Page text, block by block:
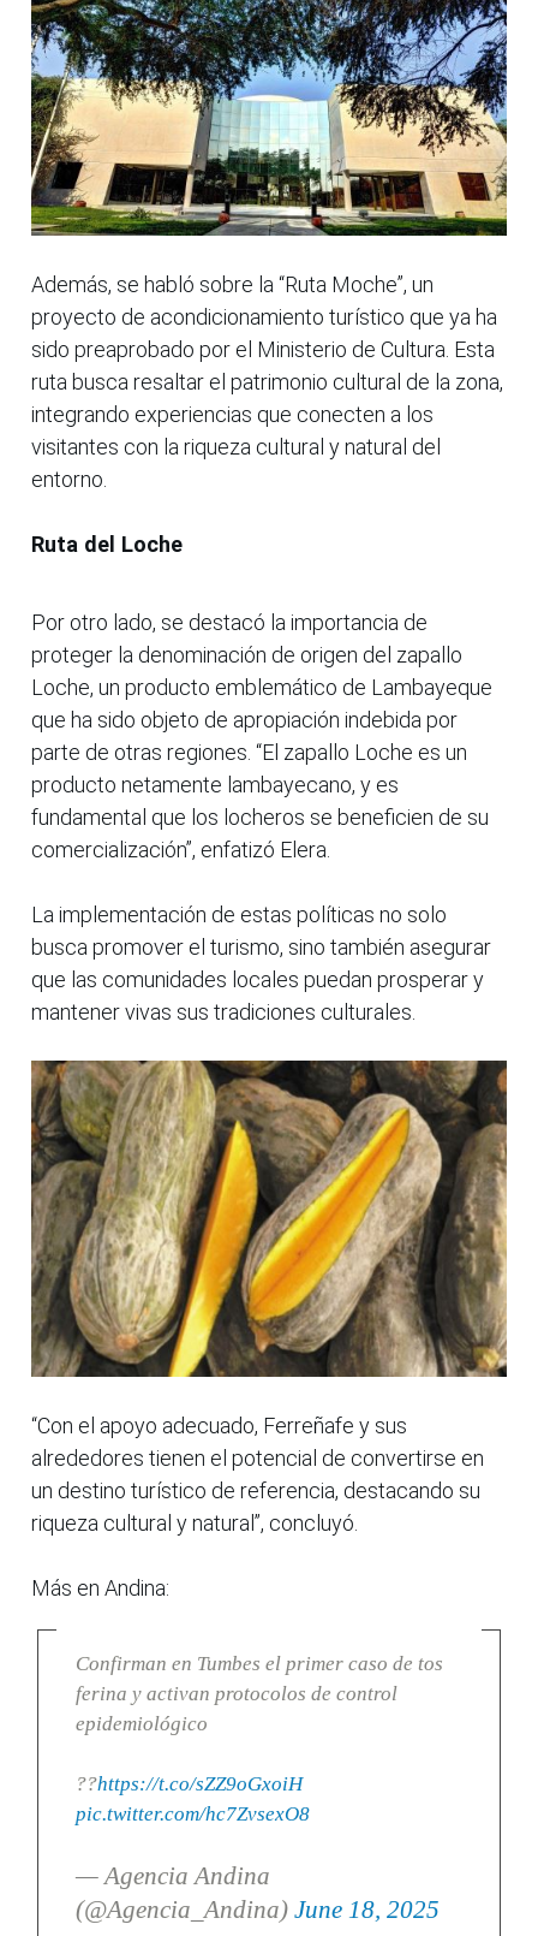
Además, se habló sobre la “Ruta Moche”, un
proyecto de acondicionamiento turístico que ya ha
sido preaprobado por el Ministerio de Cultura. Esta
ruta busca resaltar el patrimonio cultural de la zona,
integrando experiencias que conecten a los
visitantes con la riqueza cultural y natural del
entorno.
Ruta del Loche
Por otro lado, se destacó la importancia de
proteger la denominación de origen del zapallo
Loche, un producto emblemático de Lambayeque
que ha sido objeto de apropiación indebida por
parte de otras regiones. “El zapallo Loche es un
producto netamente lambayecano, y es
fundamental que los locheros se beneficien de su
comercialización”, enfatizó Elera.
La implementación de estas políticas no solo
busca promover el turismo, sino también asegurar
que las comunidades locales puedan prosperar y
mantener vivas sus tradiciones culturales.
“Con el apoyo adecuado, Ferreñafe y sus
alrededores tienen el potencial de convertirse en
un destino turístico de referencia, destacando su
riqueza cultural y natural”, concluyó.
Más en Andina:
Confirman en Tumbes el primer caso de tos
ferina y activan protocolos de control
epidemiológico
??https://t.co/sZZ9oGxoiH
pic.twitter.com/hc7ZvsexO8
— Agencia Andina
(@Agencia_Andina) June 18, 2025